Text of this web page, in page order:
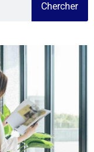
Chercher